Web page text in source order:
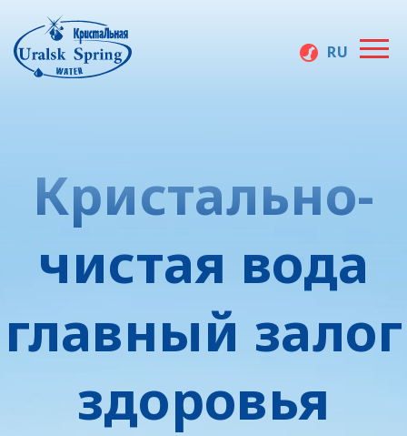
купить воду в
Атырау,
заказать воду
RU
Кристально-
чистая вода
главный залог
здоровья